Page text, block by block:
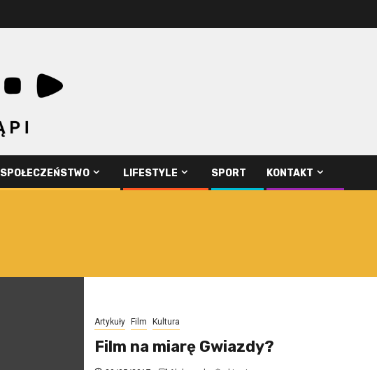
SPOŁECZEŃSTWO LIFESTYLE SPORT KONTAKT
Artykuły Film Kultura
Film na miarę Gwiazdy?